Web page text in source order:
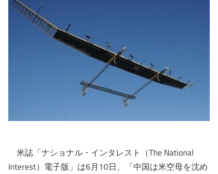
キ
米誌「ナショナル・インタレスト（The National
Interest）電子版」は6月10日、「中国は米空母を沈め